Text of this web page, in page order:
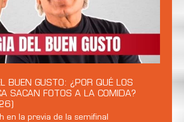
BUEN GUSTO: ¿POR QUÉ LOS
SACAN FOTOS A LA COMIDA?
en la previa de la semifinal